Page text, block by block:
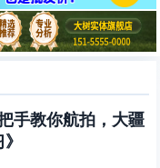
手教你航拍，大疆